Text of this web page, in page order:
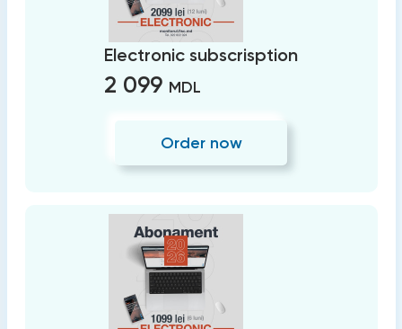
Electronic subscrisption
2 099 MDL
Order now